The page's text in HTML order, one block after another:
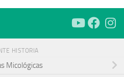
HISTORIA
Micológicas